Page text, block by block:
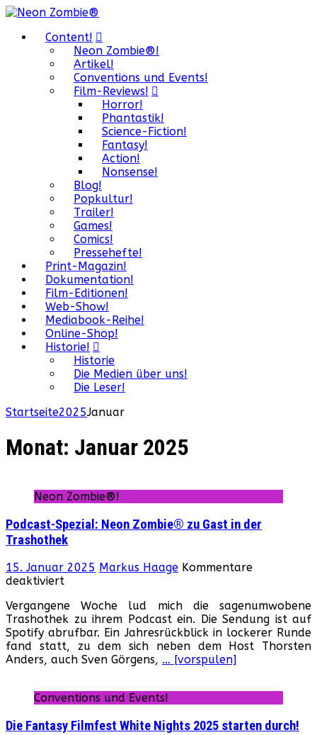
Content!
Neon Zombie®!
Artikel!
Conventions und Events!
Film-Reviews!
Horror!
Phantastik!
Science-Fiction!
Fantasy!
Action!
Nonsense!
Blog!
Popkultur!
Trailer!
Games!
Comics!
Pressehefte!
Print-Magazin!
Dokumentation!
Film-Editionen!
Web-Show!
Mediabook-Reihe!
Online-Shop!
Historie!
Historie
Die Medien über uns!
Die Leser!
Startseite2025Januar
Monat: Januar 2025
Neon Zombie®!
Podcast-Spezial: Neon Zombie® zu Gast in der
Trashothek
15. Januar 2025 Markus Haage Kommentare
deaktiviertfür
Spezial:
Neon
Zombie®
zu
Gast
der
Trashothek
Vergangene Woche lud mich die sagenumwobene
Trashothek zu ihrem Podcast ein. Die Sendung ist auf
Spotify abrufbar. Ein Jahresrückblick in lockerer Runde
fand statt, zu dem sich neben dem Host Thorsten
Anders, auch Sven Görgens, … [vorspulen]
Conventions und Events!
Die Fantasy Filmfest White Nights 2025 starten durch!